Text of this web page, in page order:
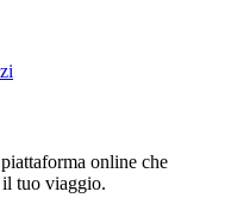
online che
tuo viaggio.